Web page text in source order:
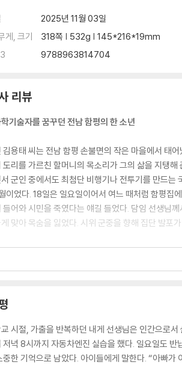
는 물고기는 물살을 거슬러 오르고
또 왔네 74
소의 미결수 84
러싸이고 90
독 96
는 세상 모두 사는 교육
공장을 열고 99
이 대학에 가는 방법 101
업고 산으로 들로 103
납하지 않는 도서관 113
보다 조금 못생긴 118
들림 없는 믿음의 나무
난 김용태
2025년 11월 03일
게, 크기
318쪽 | 532g | 145*216*19mm
9788963814704
리뷰
기술자를 꿈꾸던 전남 함평의 한 소년
김용태 씨는 전남 함평 손불면의 작은 마을에서 태
도리를 가르친 할머니의 목소리가 그의 삶을 지탱
군인 중에서도 최첨단 비행기나 전투기를 만드
이었다. 18일은 일요일이어서 여느 때처럼 함평집
들어와 시민을 죽였다는 얘길 들었다. 담임 선생님
맞아 목숨을 잃었다. 시위 군중을 향해 집단 발포
다가 군인들이 두 사람의 다리를 잡아 끌고 나왔다.
옥상에서 울부짖으며 절규했다. 군인들이 우리 쪽
쪽
진로 바꾼 5·18민주화운동
시절, 가출을 반복하던 내게 선생님은 인간으로
저녁 8시까지 자동차엔진 실습을 했다. 일요일도
중한 기억으로 남았다. 아이들에게 말한다. “아빠